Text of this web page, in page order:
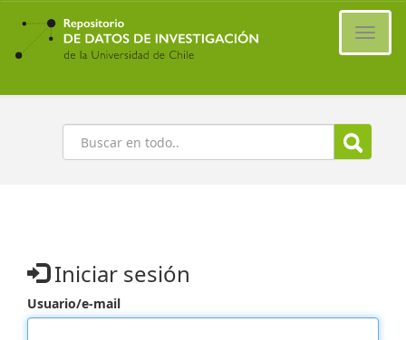
Ir
contenido
principal
Buscar
Iniciar sesión
Usuario/e-mail